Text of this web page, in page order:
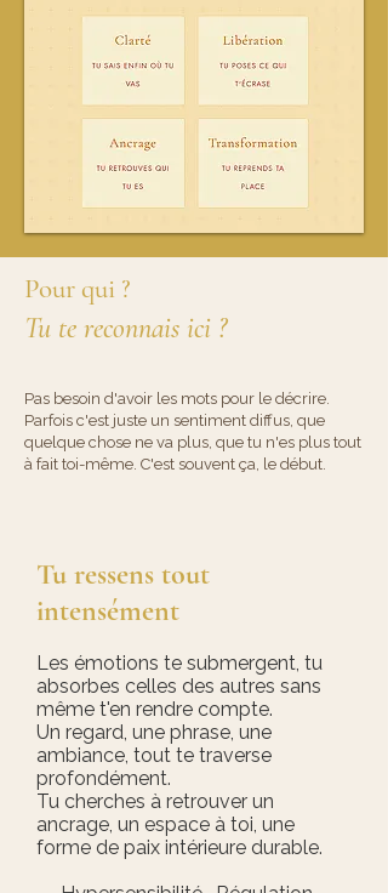
Pour qui ?
Tu te reconnais ici ?
Pas besoin d'avoir les mots pour le décrire.
Parfois c'est juste un sentiment diffus, que
quelque chose ne va plus, que tu n'es plus tout
à fait toi-même. C'est souvent ça, le début.​​
Tu ressens tout
intensément
Les émotions te submergent, tu
absorbes celles des autres sans
même t'en rendre compte.
Un regard, une phrase, une
ambiance, tout te traverse
profondément.
Tu cherches à retrouver un
ancrage, un espace à toi, une
forme de paix intérieure durable.